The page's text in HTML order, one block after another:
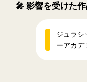
🎤 影響を受けた
ジュラシ
ーアカデ